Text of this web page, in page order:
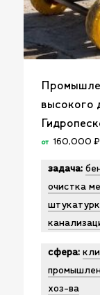
высокого
от 160,000 ₽
задача:
очистка
сфера:
хоз-ва